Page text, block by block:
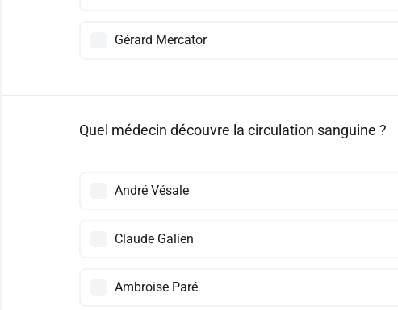
Gérard Mercator
Quel médecin découvre la circulation sanguine ?
André Vésale
Claude Galien
Ambroise Paré